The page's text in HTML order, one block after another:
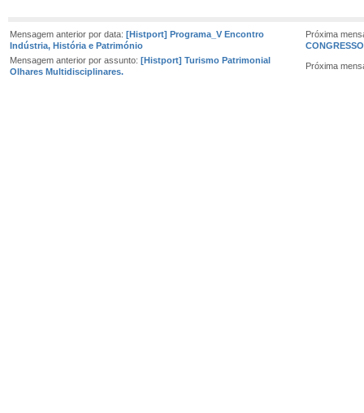
Mensagem anterior por data: [Histport] Programa_V Encontro
Indústria, História e Património
Próxima
Mensagem anterior por assunto: [Histport] Turismo Patrimonial
Olhares Multidisciplinares.
Próxima